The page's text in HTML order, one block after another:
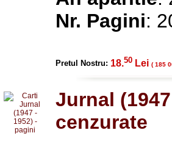
Nr. Pagini:
Pretul Nostru: 18.50 Lei ( 185
Jurnal
cenzurate